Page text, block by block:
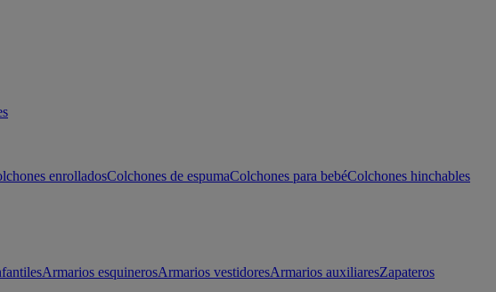
enrolladosColchones de espumaColchones para bebéColchones hinchables
Armarios esquinerosArmarios vestidoresArmarios auxiliaresZapateros